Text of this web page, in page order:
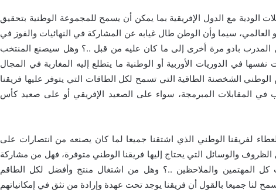
الودية مع الدول الإفريقية بما يمكن أن يسمح للمجموعة الوطنية بتحقيق
العالمي، سيما وأن الوطن طال غيابه عن المشاركة في النهائيات والفوز في
بادو مرة أخرى إلى ما كان عليه من قبل ..؟ وهل سيصنع المنتخب
في الدوريات الأوربية أو الوطنية ما يتطلع إليه المغاربة في المجال
الشخصنة الطاقية التي تسمح لكل الطاقات التي يتوفر عليها فريقنا
في المقابلات المبرمجة، سواء على الصعيد الإفريقي أو على صعيد كأس
لفريقنا الوطني الذي اشتقنا جميعا لما كان يصنعه من انتصارات على
الظروف والوسائل التي يحتاج إليها فريقنا الوطني متوفرة، فهل من مشاركة
كل المهتمين والملاحظين ..؟ وهل من اشتغال منتج وأفضل لكل الطاقم
لنا جميعا بالقول أن فريقنا يوجد تحت عهدة وإرادة من نثق في إمكانياتهم